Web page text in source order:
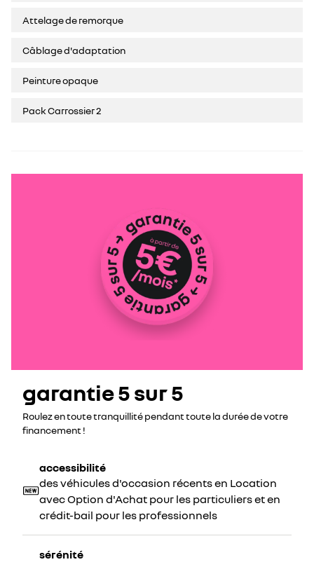
Attelage de remorque
Câblage d'adaptation
Peinture opaque
Pack Carrossier 2
garantie 5 sur 5
Roulez en toute tranquillité pendant toute la durée de votre
financement !
accessibilité
des véhicules d'occasion récents en Location
avec Option d'Achat pour les particuliers et en
crédit-bail pour les professionnels
sérénité